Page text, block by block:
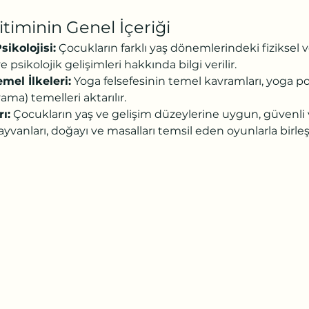
Genel İçeriği
Çocukların farklı yaş dönemlerindeki fiziksel
psikolojik gelişimleri hakkında bilgi verilir.
İlkeleri: Yoga felsefesinin temel kavramları, yoga
temelleri aktarılır.
Çocukların yaş ve gelişim düzeylerine uygun, güvenli
doğayı ve masalları temsil eden oyunlarla